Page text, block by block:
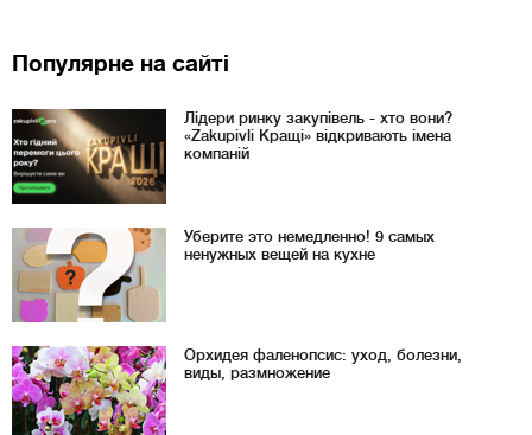
Популярне на сайті
Лідери ринку закупівель - хто вони?
«Zakupivli Кращі» відкривають імена
компаній
Уберите это немедленно! 9 самых
ненужных вещей на кухне
Орхидея фаленопсис: уход, болезни,
виды, размножение